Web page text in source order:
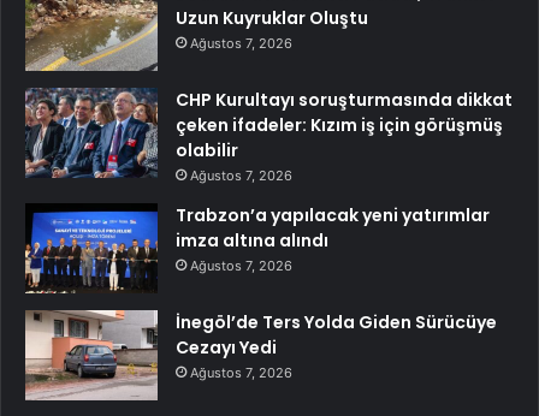
Uzun Kuyruklar Oluştu
Ağustos 7, 2026
CHP Kurultayı soruşturmasında dikkat
çeken ifadeler: Kızım iş için görüşmüş
olabilir
Ağustos 7, 2026
Trabzon’a yapılacak yeni yatırımlar
imza altına alındı
Ağustos 7, 2026
İnegöl’de Ters Yolda Giden Sürücüye
Cezayı Yedi
Ağustos 7, 2026